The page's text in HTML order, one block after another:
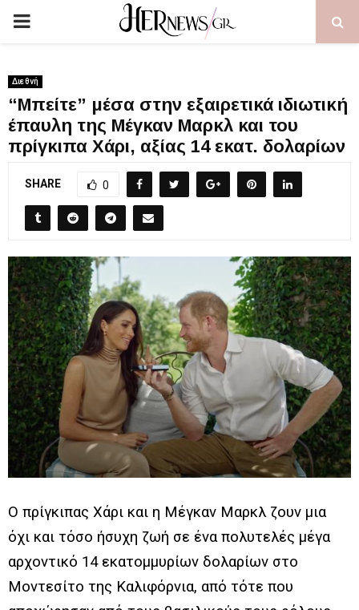
PRIMARY
Διεθνή
“Μπείτε” μέσα στην εξαιρετικά ιδιωτική
έπαυλη της Μέγκαν Μαρκλ και του
πρίγκιπα Χάρι, αξίας 14 εκατ. δολαρίων
SHARE 0
Ο πρίγκιπας Χάρι και η Μέγκαν Μαρκλ ζουν μια
όχι και τόσο ήσυχη ζωή σε ένα πολυτελές μέγα
αρχοντικό 14 εκατομμυρίων δολαρίων στο
Μοντεσίτο της Καλιφόρνια, από τότε που